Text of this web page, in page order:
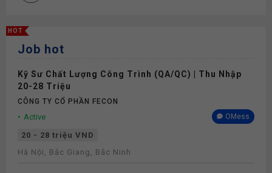
Phụ cấp
Nghỉ phép
HOT
Job hot
Kỹ Sư Chất Lượng Công Trình (QA/QC) | Thu Nhập
20-28 Triệu
CÔNG TY CỔ PHẦN FECON
Active OMess
20 - 28 triệu VND
Hà Nội, Bắc Giang, Bắc Ninh